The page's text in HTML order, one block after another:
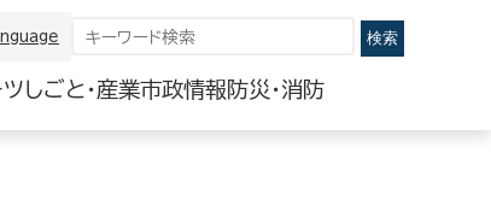
ツしごと・産業市政情報 防災・消防